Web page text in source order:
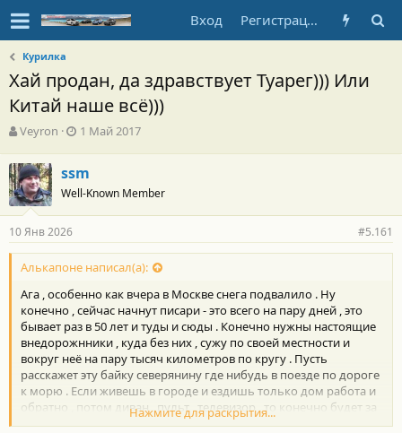
Вход Регистрация
Курилка
Хай продан, да здравствует Туарег))) Или
Китай наше всё)))
А
т
о
р
т
е
м
ы
Veyron
Д
а
н
а
л
а
1 Май 2017
ssm
Well-Known Member
10 Янв 2026 #5.161
Алькапоне написал(а):
Ага , особенно как вчера в Москве снега подвалило . Ну
конечно , сейчас начнут писари - это всего на пару дней , это
бывает раз в 50 лет и туды и сюды . Конечно нужны настоящие
внедорожнники , куда без них , сужу по своей местности и
вокруг неё на пару тысяч километров по кругу . Пусть
расскажет эту байку северянину где нибудь в поезде по дороге
к морю . Если живешь в городе и ездишь только дом работа и
обратно , потом диван , пульт , телевизор , то конечно будет за
глаза электронных имитаторов .
Нажмите для раскрытия...